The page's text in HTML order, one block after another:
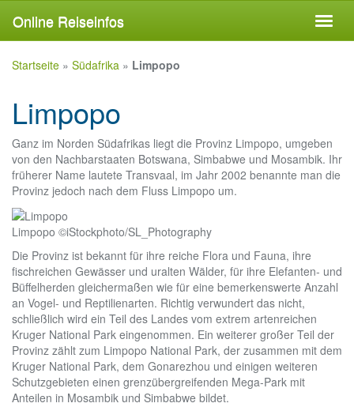
main
Online Reiseinfos
Startseite » Südafrika » Limpopo
Limpopo
Ganz im Norden Südafrikas liegt die Provinz Limpopo, umgeben
von den Nachbarstaaten Botswana, Simbabwe und Mosambik. Ihr
früherer Name lautete Transvaal, im Jahr 2002 benannte man die
Provinz jedoch nach dem Fluss Limpopo um.
Limpopo ©iStockphoto/SL_Photography
Die Provinz ist bekannt für ihre reiche Flora und Fauna, ihre
fischreichen Gewässer und uralten Wälder, für ihre Elefanten- und
Büffelherden gleichermaßen wie für eine bemerkenswerte Anzahl
an Vogel- und Reptilienarten. Richtig verwundert das nicht,
schließlich wird ein Teil des Landes vom extrem artenreichen
Kruger National Park eingenommen. Ein weiterer großer Teil der
Provinz zählt zum Limpopo National Park, der zusammen mit dem
Kruger National Park, dem Gonarezhou und einigen weiteren
Schutzgebieten einen grenzübergreifenden Mega-Park mit
Anteilen in Mosambik und Simbabwe bildet.